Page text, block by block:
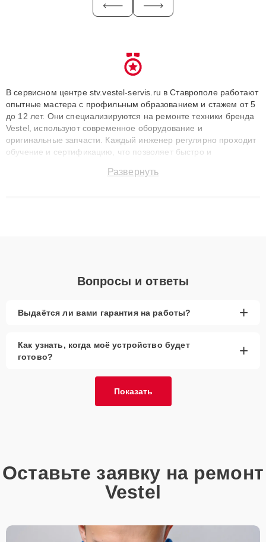
В сервисном центре stv.vestel-servis.ru в Ставрополе работают
опытные мастера с профильным образованием и стажем от 5
до 12 лет. Они специализируются на ремонте техники бренда
Vestel, используют современное оборудование и
оригинальные запчасти. Каждый инженер регулярно проходит
обучение и сертификацию, что позволяет быстро и
сохранением гарантии до 3 лет. Наши мастера решают
Развернуть
Вопросы и ответы
Выдаётся ли вами гарантия на работы? +
Как узнать, когда моё устройство будет
готово?
+
Показать
Оставьте заявку на ремонт
Vestel